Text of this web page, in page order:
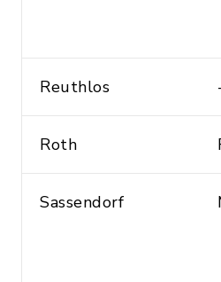
Reuthlos
Roth
Sassendorf